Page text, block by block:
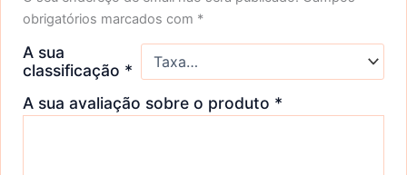
obrigatórios marcados com *
A sua
classificação *
A sua avaliação sobre o produto *